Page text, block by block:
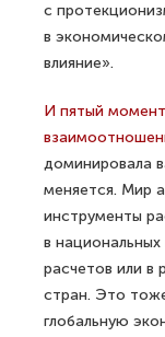
с
в
влияние».
И пятый
доминировала
меняется. Мир
инструменты
в
расчетов или в
стран. Это
глобальную